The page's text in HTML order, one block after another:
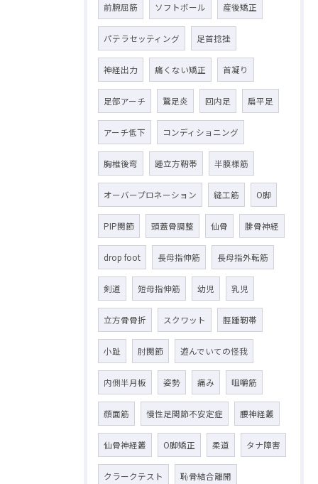
前腕屈筋 ソフトボール 産後矯正
パテラセッティング 足首捻挫
神経出力 痛くない矯正 首凝り
足部アーチ 鵞足炎 回内足 扁平足
アーチ低下 コンディショニング
胸椎後弯 踵立方靭帯 半膜様筋
オーバープロネーション 縫工筋 O脚
PIP関節 頭蓋骨調整 仙骨 腓骨神経
drop foot 長母指伸筋 長母指外転筋
剣道 短母指伸筋 幼児 乳児
立方骨骨折 スクワット 脛踵靭帯
小趾 肘関節 遊んでいての怪我
内側半月板 姿勢 痛み 咀嚼筋
顔面筋 慢性足関節不安定症 腰神経叢
仙骨神経叢 O脚矯正 柔道 タナ障害
クラークテスト 恥骨結合離開